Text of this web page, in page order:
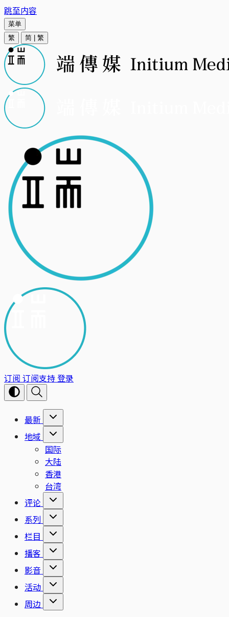
跳至内容
菜单
繁
简 繁
订阅 订阅支持登录
最新
地域
国际
大陆
香港
台湾
评论
系列
栏目
播客
影音
活动
周边